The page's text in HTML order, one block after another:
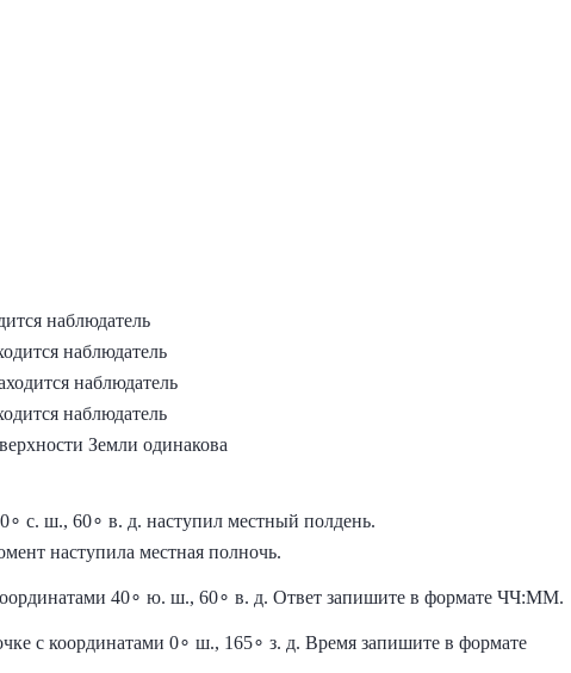
наблюдатель
наблюдатель
наблюдатель
наблюдатель
Земли одинакова
с. ш., 60∘ в. д. наступил местный полдень.
наступила местная полночь.
40∘ ю. ш., 60∘ в. д. Ответ запишите в формате ЧЧ:ММ.
с координатами 0∘ ш., 165∘ з. д. Время запишите в формате